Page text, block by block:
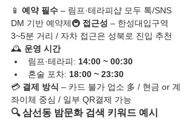
📱 예약 필수 – 림프·테라피샵 모두 톡/SNS
DM 기반 예약제🚇 접근성 – 한성대입구역
3~5분 거리 / 자차 접근은 성북로 진입 추천
🕰️ 운영 시간
림프·테라피: 14:00 ~ 00:30
혼술 포차: 18:00 ~ 23:30
💳 결제 방식 – 카드 불가 업소 多 / 현금 or 계
좌이체 중심 / 일부 QR결제 가능
🔍 삼선동 밤문화 검색 키워드 예시